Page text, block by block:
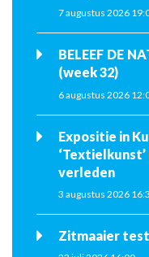
7 augustus 2026
BELEEF DE
(week 32)
6 augustus 2026
Expositie in
verleden
3 augustus 2026